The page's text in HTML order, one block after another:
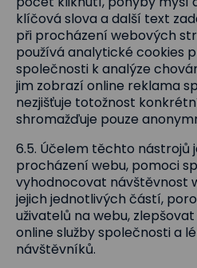
klíčová slova a další text
při procházení webových
používá analytické cookies
společnosti k analýze
jim zobrazí online reklama
nezjišťuje totožnost
shromažďuje pouze
6.5. Účelem těchto nástrojů
procházení webu, pomoci
vyhodnocovat návštěvnost
jejich jednotlivých částí,
uživatelů na webu,
online služby společnosti a
návštěvníků.